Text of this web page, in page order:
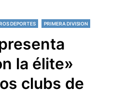
DEPORTES PRIMERA DIVISION
la élite»
clubs de